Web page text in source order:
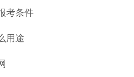
考条件
用途